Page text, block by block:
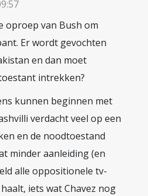
oproep van Bush om
Er wordt gevochten
en dan moet
intrekken?
kunnen beginnen met
verdacht veel op een
en de noodtoestand
minder aanleiding (en
alle oppositionele tv-
iets wat Chavez nog